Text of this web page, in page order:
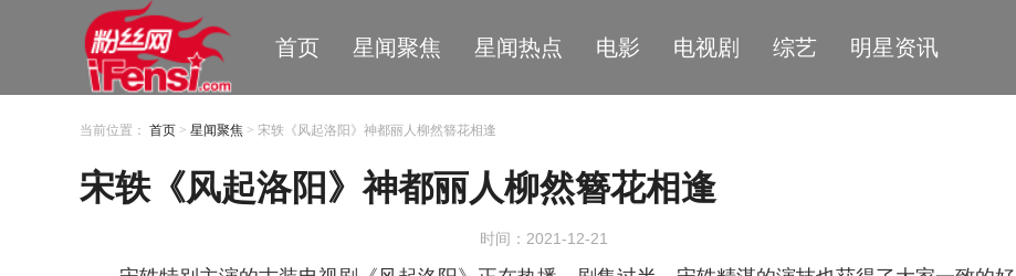
首页 星闻聚焦 星闻热点 电影 电视剧 综艺 明星资讯
当前位置： 首页 > 星闻聚焦 > 宋轶《风起洛阳》神都丽人柳然簪花相逢
宋轶《风起洛阳》神都丽人柳然簪花相逢
时间：2021-12-21